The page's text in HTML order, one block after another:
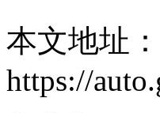
本文地址：
https://